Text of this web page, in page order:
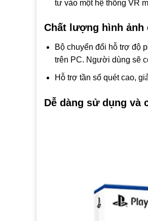
tư vào một hệ thống VR
Chất lượng hình ảnh
Bộ chuyển đổi hỗ trợ độ
trên PC. Người dùng sẽ
Hỗ trợ tần số quét cao,
Dễ dàng sử dụng và